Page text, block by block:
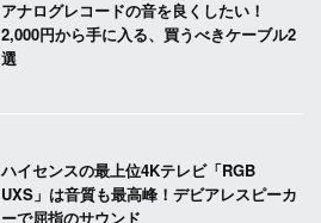
アナログレコードの音を良くしたい！
2,000円から手に入る、買うべきケーブル2
選
ハイセンスの最上位4Kテレビ「RGB
UXS」は音質も最高峰！デビアレスピーカ
ーで屈指のサウンド